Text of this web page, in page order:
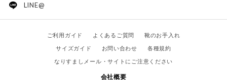
LINE@
ご利用ガイド よくあるご質問
靴のお手入れ
サイズガイド
お問い合わせ
各種規約
なりすましメール・サイトにご注意ください
会社概要